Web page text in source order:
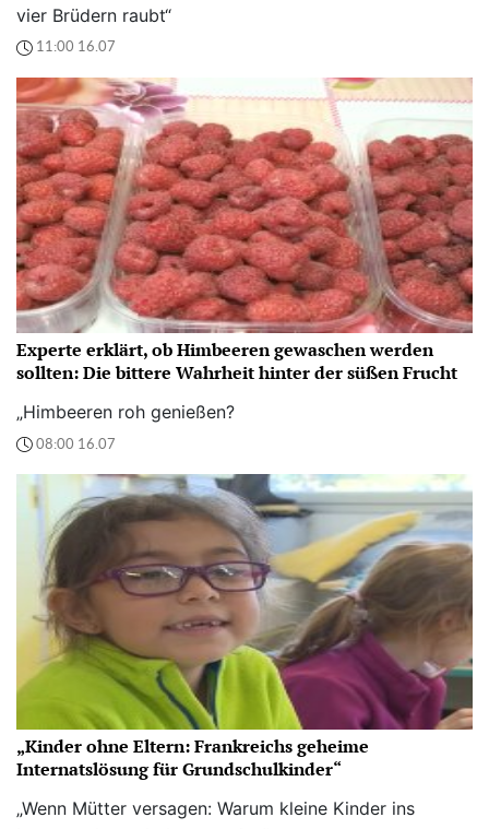
vier Brüdern raubt“
11:00 16.07
Experte erklärt, ob Himbeeren gewaschen werden
sollten: Die bittere Wahrheit hinter der süßen Frucht
„Himbeeren roh genießen?
08:00 16.07
„Kinder ohne Eltern: Frankreichs geheime
Internatslösung für Grundschulkinder“
„Wenn Mütter versagen: Warum kleine Kinder ins